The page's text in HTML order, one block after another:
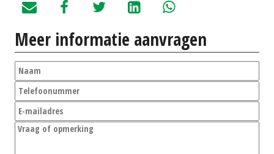
Meer informatie aanvragen